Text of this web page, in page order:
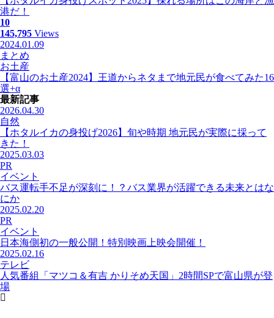
港だ！
10
145,795 Views
2024.01.09
まとめ
お土産
【富山のお土産2024】王道からネタまで地元民が食べてみた16
選+α
最新記事
2026.04.30
自然
【ホタルイカの身投げ2026】旬や時期 地元民が実際に採って
きた！
2025.03.03
PR
イベント
バス運転手不足が深刻に！？バス業界が活躍できる未来とはな
にか
2025.02.20
PR
イベント
日本海側初の一般公開！特別映画上映会開催！
2025.02.16
テレビ
人気番組「マツコ＆有吉 かりそめ天国」2時間SPで富山県が登
場